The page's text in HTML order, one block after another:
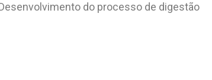
do processo de digestão